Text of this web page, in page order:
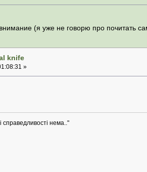
(я уже не говорю про почитать
knife
»
справедливості нема.."